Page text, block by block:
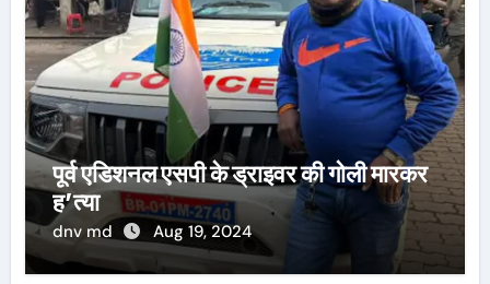
पूर्व एडिशनल एसपी के ड्राइवर की गोली मारकर
ह’त्या
dnv md Aug 19, 2024